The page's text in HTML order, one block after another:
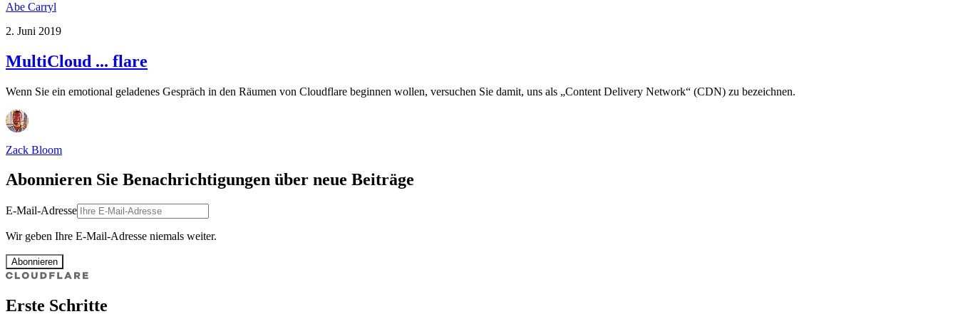
Abe Carryl
2. Juni 2019
MultiCloud ... flare
Wenn Sie ein emotional geladenes Gespräch in den Räumen von Cloudflare beginnen wollen, versuchen Sie damit, uns als „Content Delivery Network“ (CDN) zu bezeichnen.
Zack Bloom
Abonnieren Sie Benachrichtigungen über neue Beiträge
E-Mail-Adresse
Wir geben Ihre E-Mail-Adresse niemals weiter.
Abonnieren
Erste Schritte